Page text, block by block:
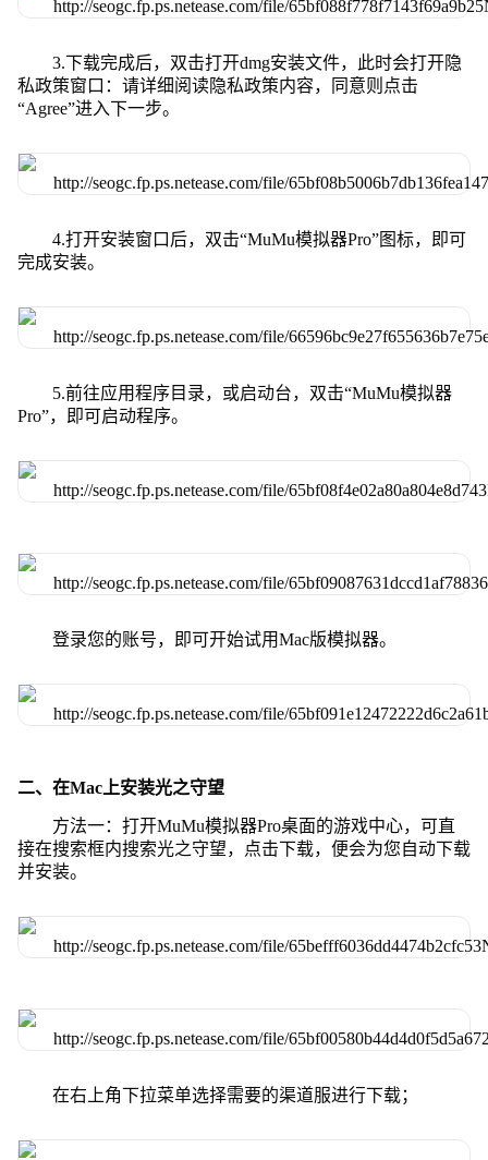
3.下载完成后，双击打开dmg安装文件，此时会打开隐
私政策窗口：请详细阅读隐私政策内容，同意则点击
“Agree”进入下一步。
4.打开安装窗口后，双击“MuMu模拟器Pro”图标，即可
完成安装。
5.前往应用程序目录，或启动台，双击“MuMu模拟器
Pro”，即可启动程序。
登录您的账号，即可开始试用Mac版模拟器。
二、在Mac上安装光之守望
方法一：打开MuMu模拟器Pro桌面的游戏中心，可直
接在搜索框内搜索光之守望，点击下载，便会为您自动下载
并安装。
在右上角下拉菜单选择需要的渠道服进行下载；